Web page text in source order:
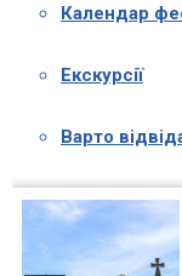
Календар
Екскурсії
Варто